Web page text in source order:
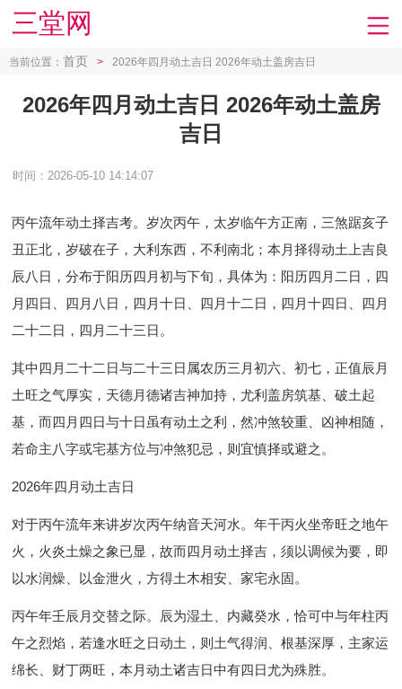
三堂网
当前位置： 首页 > 2026年四月动土吉日 2026年动土盖房吉日
2026年四月动土吉日 2026年动土盖房
吉日
时间：2026-05-10 14:14:07
丙午流年动土择吉考。岁次丙午，太岁临午方正南，三煞踞亥子
丑正北，岁破在子，大利东西，不利南北；本月择得动土上吉良
辰八日，分布于阳历四月初与下旬，具体为：阳历四月二日，四
月四日、四月八日，四月十日、四月十二日，四月十四日、四月
二十二日，四月二十三日。
其中四月二十二日与二十三日属农历三月初六、初七，正值辰月
土旺之气厚实，天德月德诸吉神加持，尤利盖房筑基、破土起
基，而四月四日与十日虽有动土之利，然冲煞较重、凶神相随，
若命主八字或宅基方位与冲煞犯忌，则宜慎择或避之。
2026年四月动土吉日
对于丙午流年来讲岁次丙午纳音天河水。年干丙火坐帝旺之地午
火，火炎土燥之象已显，故而四月动土择吉，须以调候为要，即
以水润燥、以金泄火，方得土木相安、家宅永固。
丙午年壬辰月交替之际。辰为湿土、内藏癸水，恰可中与年柱丙
午之烈焰，若逢水旺之日动土，则土气得润、根基深厚，主家运
绵长、财丁两旺，本月动土诸吉日中有四日尤为殊胜。